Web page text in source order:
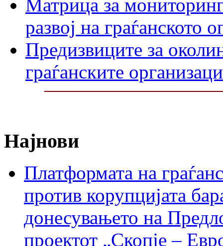
Матрица за
развој на граѓанското
Предизвиците за
граѓанските
Најнови
Платформата на
против корупцијата
донесувањето на
проектот „Скопје –